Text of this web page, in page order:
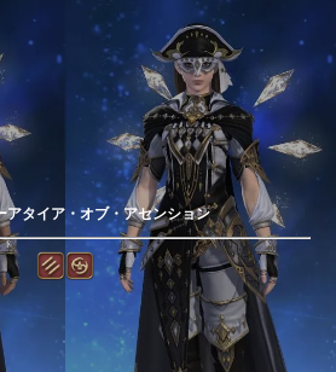
アタイア・オブ・アセンション